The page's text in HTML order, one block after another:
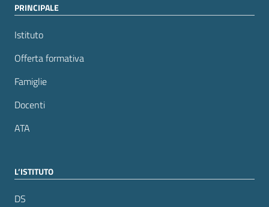
PRINCIPALE
Istituto
Offerta formativa
Famiglie
Docenti
ATA
L’ISTITUTO
DS